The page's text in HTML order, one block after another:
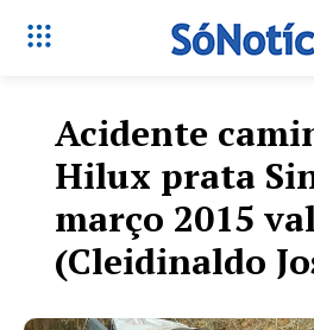
Acidente
Hilux prata
março 2015
(Cleidinaldo